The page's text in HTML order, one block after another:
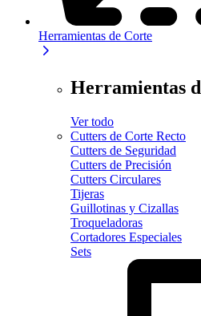
Herramientas de Corte
Herramientas
Ver todo
Cutters de Corte Recto
Cutters de Seguridad
Cutters de Precisión
Cutters Circulares
Tijeras
Guillotinas y Cizallas
Troqueladoras
Cortadores Especiales
Sets